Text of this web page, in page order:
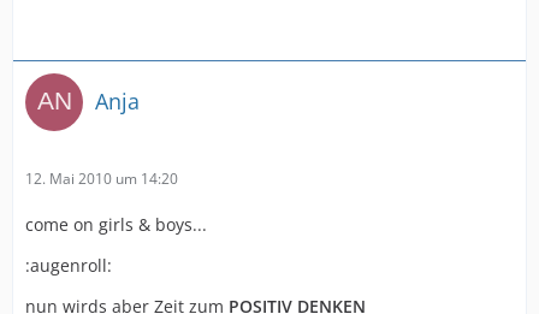
Anja
12. Mai 2010 um 14:20
come on girls & boys...
:augenroll:
nun wirds aber Zeit zum POSITIV DENKEN